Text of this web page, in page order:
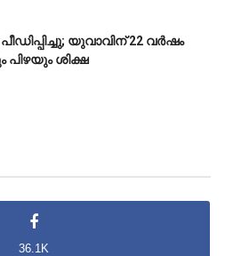
യുവാവിന് 22 വർഷം
പിഴയും ശിക്ഷ
36.1K